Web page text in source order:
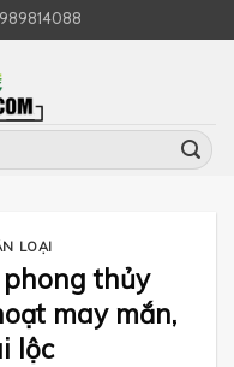
LOẠI
thủy
may mắn,
lộc